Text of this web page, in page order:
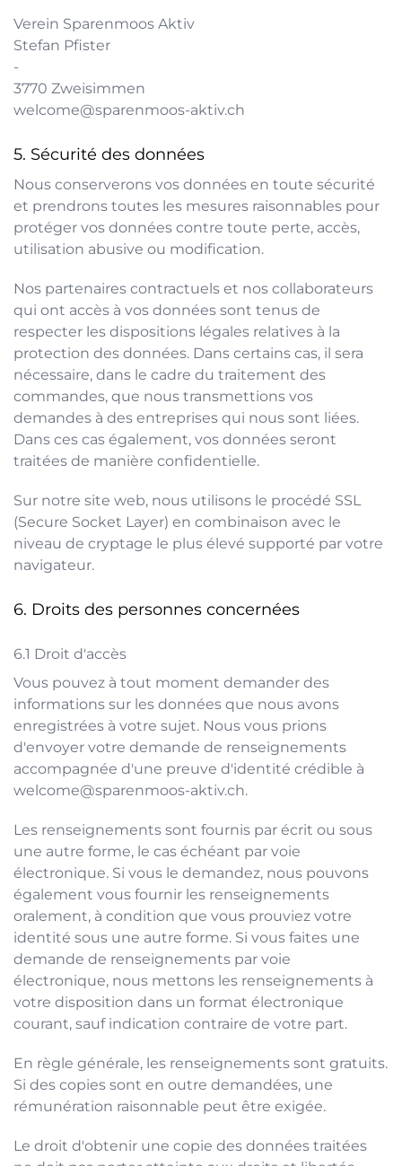
Verein Sparenmoos Aktiv
Stefan Pfister
-
3770 Zweisimmen
welcome@sparenmoos-aktiv.ch
Sécurité des données
Nous conserverons vos données en toute sécurité
et prendrons toutes les mesures raisonnables pour
protéger vos données contre toute perte, accès,
utilisation abusive ou modification.
Nos partenaires contractuels et nos collaborateurs
qui ont accès à vos données sont tenus de
respecter les dispositions légales relatives à la
protection des données. Dans certains cas, il sera
nécessaire, dans le cadre du traitement des
commandes, que nous transmettions vos
demandes à des entreprises qui nous sont liées.
Dans ces cas également, vos données seront
traitées de manière confidentielle.
Sur notre site web, nous utilisons le procédé SSL
(Secure Socket Layer) en combinaison avec le
niveau de cryptage le plus élevé supporté par votre
navigateur.
Droits des personnes concernées
Droit d'accès
Vous pouvez à tout moment demander des
informations sur les données que nous avons
enregistrées à votre sujet. Nous vous prions
d'envoyer votre demande de renseignements
accompagnée d'une preuve d'identité crédible à
welcome@sparenmoos-aktiv.ch.
Les renseignements sont fournis par écrit ou sous
une autre forme, le cas échéant par voie
électronique. Si vous le demandez, nous pouvons
également vous fournir les renseignements
oralement, à condition que vous prouviez votre
identité sous une autre forme. Si vous faites une
demande de renseignements par voie
électronique, nous mettons les renseignements à
votre disposition dans un format électronique
courant, sauf indication contraire de votre part.
En règle générale, les renseignements sont gratuits.
Si des copies sont en outre demandées, une
rémunération raisonnable peut être exigée.
Le droit d'obtenir une copie des données traitées